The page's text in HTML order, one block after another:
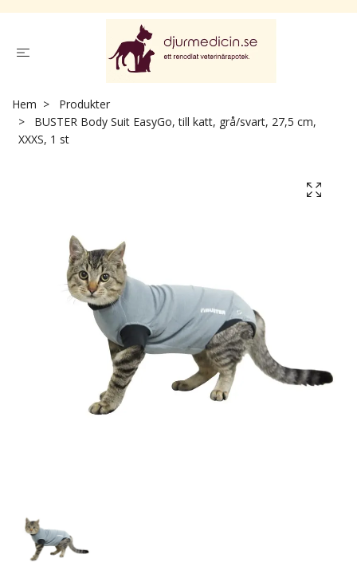
Hem
Produkter
BUSTER Body Suit EasyGo, till katt, grå/svart, 27,5 cm,
XXXS, 1 st